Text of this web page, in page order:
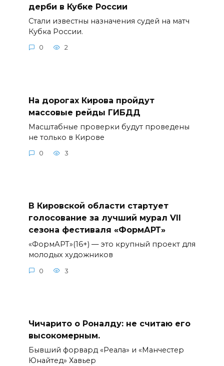
дерби в Кубке России
Стали известны назначения судей на матч
Кубка России.
0 2
На дорогах Кирова пройдут
массовые рейды ГИБДД
Масштабные проверки будут проведены
не только в Кирове
0 3
В Кировской области стартует
голосование за лучший мурал VII
сезона фестиваля «ФормАРТ»
«ФормАРТ»(16+) — это крупный проект для
молодых художников
0 3
Чичарито о Роналду: не считаю его
высокомерным.
Бывший форвард «Реала» и «Манчестер
Юнайтед» Хавьер